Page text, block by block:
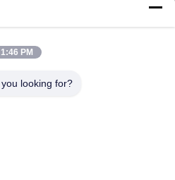
1:46 PM
looking for?